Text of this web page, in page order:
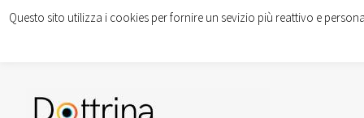
Questo sito utilizza i cookies per fornire un sevizio più reattivo e